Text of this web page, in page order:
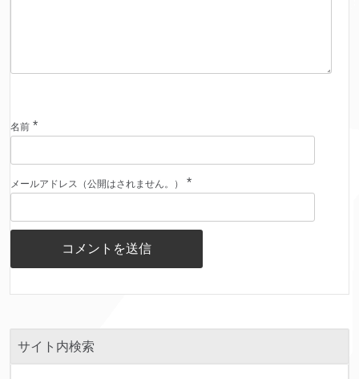
名前 *
メールアドレス（公開はされません。） *
サイト内検索